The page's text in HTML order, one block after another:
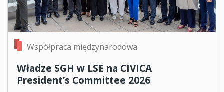
Współpraca międzynarodowa
Władze SGH w LSE na CIVICA
President’s Committee 2026